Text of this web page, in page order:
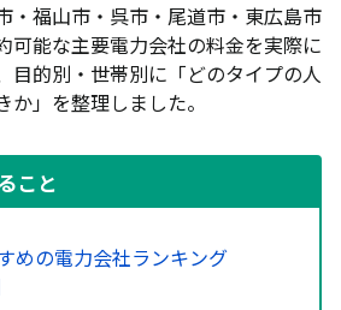
・福山市・呉市・尾道市・東広島市
可能な主要電力会社の料金を実際に
目的別・世帯別に「どのタイプの人
」を整理しました。
こと
めの電力会社ランキング